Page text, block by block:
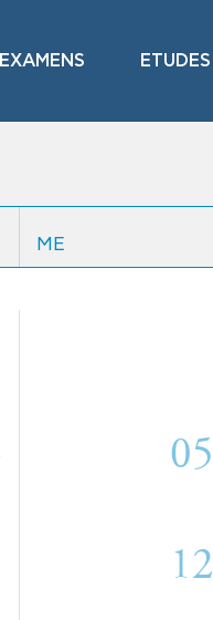
EXAMENS ETUDES
ME
05
12